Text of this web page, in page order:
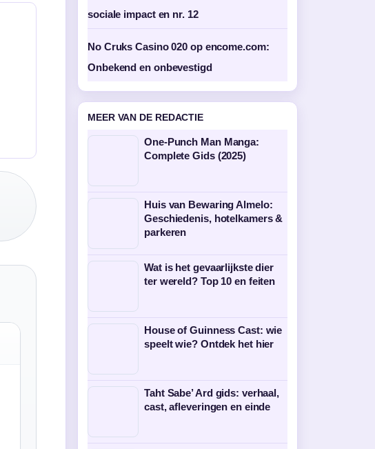
sociale impact en nr. 12
No Cruks Casino 020 op encome.com:
Onbekend en onbevestigd
MEER VAN DE REDACTIE
One-Punch Man Manga:
Complete Gids (2025)
Huis van Bewaring Almelo:
Geschiedenis, hotelkamers &
parkeren
Wat is het gevaarlijkste dier
ter wereld? Top 10 en feiten
House of Guinness Cast: wie
speelt wie? Ontdek het hier
Taht Sabe’ Ard gids: verhaal,
cast, afleveringen en einde